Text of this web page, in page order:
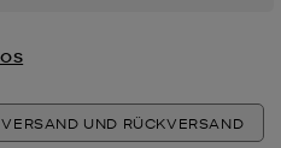
VERSAND UND RÜCKVERSAND